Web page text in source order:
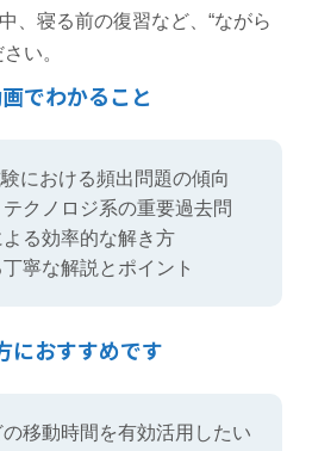
、寝る前の復習など、“ながら
い。
でわかること
における頻出問題の傾向
クノロジ系の重要過去問
る効率的な解き方
寧な解説とポイント
におすすめです
移動時間を有効活用したい